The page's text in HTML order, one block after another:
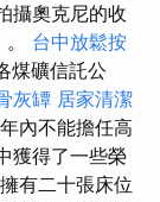
攝奧克尼的收
台中放鬆按
煤礦信託公
灰罈 居家清潔
內不能擔任高
獲得了一些榮
有二十張床位